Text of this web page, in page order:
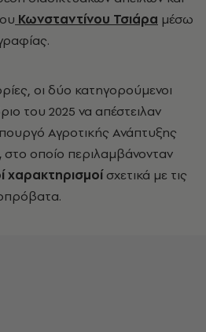
Κωνσταντίνου Τσιάρα μέσω
οι δύο κατηγορούμενοι
του 2025 να απέστειλαν
Αγροτικής Ανάπτυξης
στο οποίο περιλαμβάνονταν
χαρακτηρισμοίσχετικά με τις